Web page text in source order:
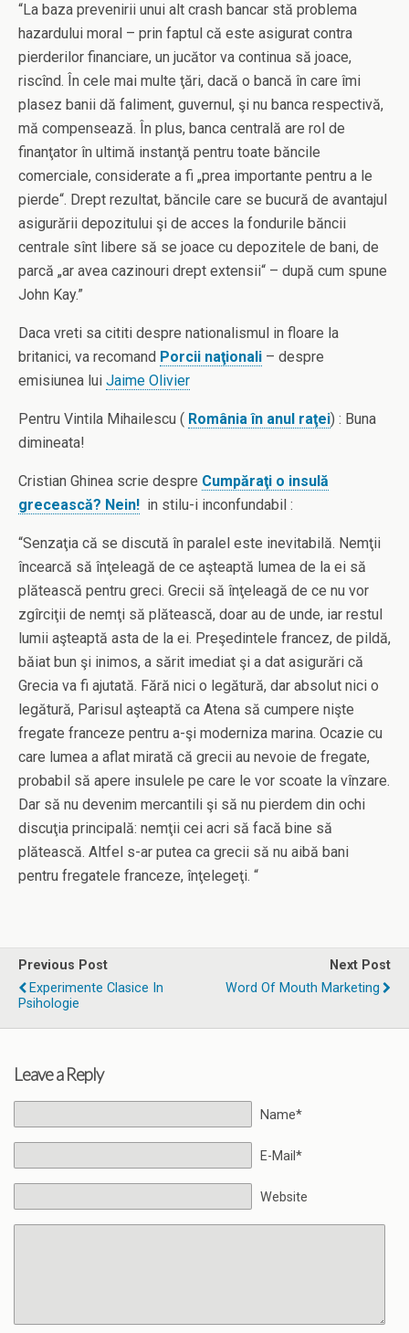
“La baza prevenirii unui alt crash bancar stă problema
hazardului moral – prin faptul că este asigurat contra
pierderilor financiare, un jucător va continua să joace,
riscînd. În cele mai multe ţări, dacă o bancă în care îmi
plasez banii dă faliment, guvernul, şi nu banca respectivă,
mă compensează. În plus, banca centrală are rol de
finanţator în ultimă instanţă pentru toate băncile
comerciale, considerate a fi „prea importante pentru a le
pierde“. Drept rezultat, băncile care se bucură de avantajul
asigurării depozitului şi de acces la fondurile băncii
centrale sînt libere să se joace cu depozitele de bani, de
parcă „ar avea cazinouri drept extensii“ – după cum spune
John Kay.”
Daca vreti sa cititi despre nationalismul in floare la
britanici, va recomand Porcii naţionali – despre
emisiunea lui Jaime Olivier
Pentru Vintila Mihailescu ( România în anul raţei) : Buna
dimineata!
Cristian Ghinea scrie despre Cumpăraţi o insulă
grecească? Nein! in stilu-i inconfundabil :
“Senzaţia că se discută în paralel este inevitabilă. Nemţii
încearcă să înţeleagă de ce aşteaptă lumea de la ei să
plătească pentru greci. Grecii să înţeleagă de ce nu vor
zgîrciţii de nemţi să plătească, doar au de unde, iar restul
lumii aşteaptă asta de la ei. Preşedintele francez, de pildă,
băiat bun şi inimos, a sărit imediat şi a dat asigurări că
Grecia va fi ajutată. Fără nici o legătură, dar absolut nici o
legătură, Parisul aşteaptă ca Atena să cumpere nişte
fregate franceze pentru a-şi moderniza marina. Ocazie cu
care lumea a aflat mirată că grecii au nevoie de fregate,
probabil să apere insulele pe care le vor scoate la vînzare.
Dar să nu devenim mercantili şi să nu pierdem din ochi
discuţia principală: nemţii cei acri să facă bine să
plătească. Altfel s-ar putea ca grecii să nu aibă bani
pentru fregatele franceze, înţelegeţi. “
Previous Post
Experimente Clasice In
Psihologie
Next Post
Word Of Mouth Marketing
Leave a Reply
Name*
E-Mail*
Website